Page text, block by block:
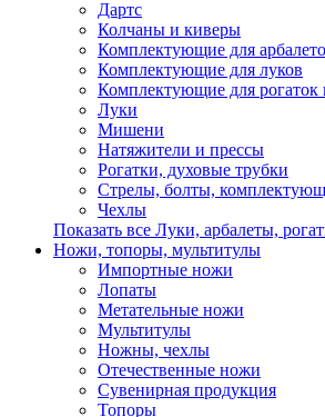
Дартс
Колчаны и киверы
Комплектующие для
Комплектующие для луков
Комплектующие для рогаток
Луки
Мишени
Натяжители и прессы
Рогатки, духовые трубки
Стрелы, болты,
Чехлы
Показать все Луки, арбалеты,
Ножи, топоры, мультитулы
Импортные ножи
Лопаты
Метательные ножи
Мультитулы
Ножны, чехлы
Отечественные ножи
Сувенирная продукция
Топоры